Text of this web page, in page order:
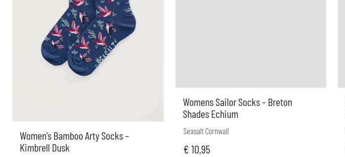
Women’s Bamboo Arty Socks –
Kimbrell Dusk
Womens Sailor Socks – Breton
Shades Echium
Seasalt Cornwall
€ 10,95